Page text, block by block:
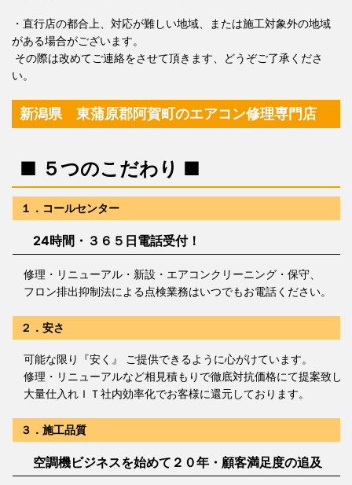
・直行店の都合上、対応が難しい地域、または施工対象外の地域
がある場合がございます。
その際は改めてご連絡をさせて頂きます、どうぞご了承くださ
い。
新潟県 東蒲原郡阿賀町のエアコン修理専門店
■ ５つのこだわり ■
１．コールセンター
24時間・３６５日電話受付！
修理・リニューアル・新設・エアコンクリーニング・保守、
フロン排出抑制法による点検業務はいつでもお電話ください。
２．安さ
可能な限り『安く』 ご提供できるように心がけています。
修理・リニューアルなど相見積もりで徹底対抗価格にて提案致し
大量仕入れＩＴ社内効率化でお客様に還元しております。
３．施工品質
空調機ビジネスを始めて２０年・顧客満足度の追及